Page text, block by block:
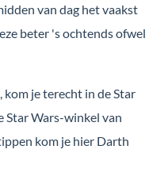
van dag het vaakst
beter 's ochtends ofwel
je terecht in de Star
Star Wars-winkel van
kom je hier Darth